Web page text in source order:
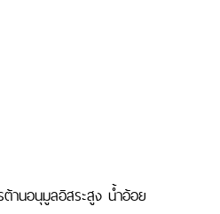
ต้านอนุมูลอิสระสูง น้ำอ้อย